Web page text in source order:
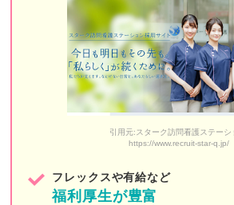
ソフィアメディ
あいらく訪問看護ステーション飯田
牧田訪問看護ステーション
陽だまり訪問看護ステーション
メディカルライナーズ訪問看護ステー
麹町訪問看護ステーション
引用元:スターク訪問看護ステーシ
https://www.recruit-star-q.jp/
フレックスや有給など
福利厚生が豊富